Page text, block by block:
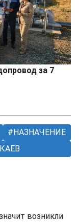
за 7
НАЗНАЧЕНИЕ
возникли